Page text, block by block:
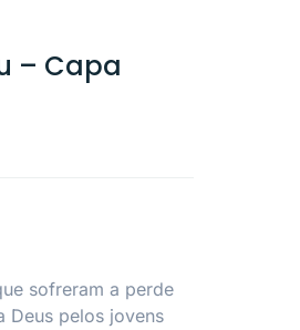
– Capa
sofreram a perde
Deus pelos jovens